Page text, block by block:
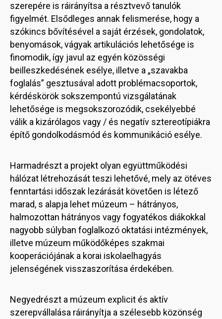
szerepére is ráirányítsa a résztvevő tanulók
figyelmét. Elsődleges annak felismerése, hogy a
szókincs bővítésével a saját érzések, gondolatok,
benyomások, vágyak artikulációs lehetősége is
finomodik, így javul az egyén közösségi
beilleszkedésének esélye, illetve a „szavakba
foglalás” gesztusával adott problémacsoportok,
kérdéskörök sokszempontú vizsgálatának
lehetősége is megsokszorozódik, csekélyebbé
válik a kizárólagos vagy / és negatív sztereotípiákra
építő gondolkodásmód és kommunikáció esélye.
Harmadrészt a projekt olyan együttműködési
hálózat létrehozását teszi lehetővé, mely az ötéves
fenntartási időszak lezárását követően is létező
marad, s alapja lehet múzeum – hátrányos,
halmozottan hátrányos vagy fogyatékos diákokkal
nagyobb súlyban foglalkozó oktatási intézmények,
illetve múzeum működőképes szakmai
kooperációjának a korai iskolaelhagyás
jelenségének visszaszorítása érdekében.
Negyedrészt a múzeum explicit és aktív
szerepvállalása ráirányítja a szélesebb közönség